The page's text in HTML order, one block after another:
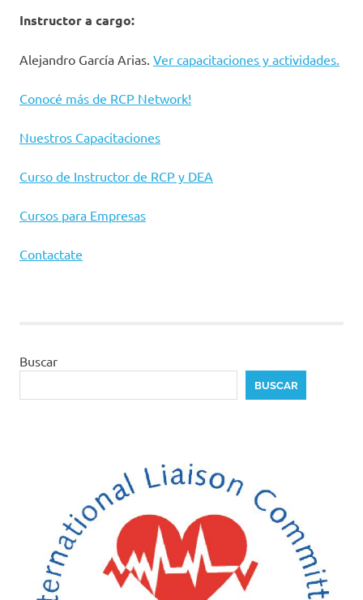
Instructor a cargo:
Alejandro García Arias. Ver capacitaciones y actividades.
Conocé más de RCP Network!
Nuestros Capacitaciones
Curso de Instructor de RCP y DEA
Cursos para Empresas
Contactate
Buscar
BUSCAR